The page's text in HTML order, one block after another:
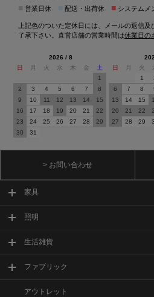
営業日休 配送・出荷休 ■ システムメ
上記色のついた定休日には、メールの返信
了承下さい。直営店舗の営業時間は休業日の
2026 / 8
日
月 火 水 木 金
土
1
2
3 4 5 6 7
8
9
10 11 12 13 14
15
16
17 18 19 20 21
22
23
24 25 26 27 28
29
30
31
日
月 火
1
6
7 8
13
14 15
20
21 22
27
28 29
> お問い合わせ
家具
照明
生活雑貨
ファブリック
アウトレット